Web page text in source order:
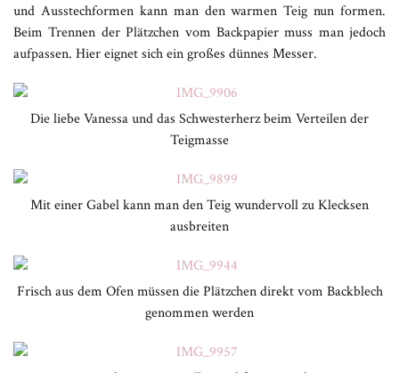
und Ausstechformen kann man den warmen Teig nun formen.
Beim Trennen der Plätzchen vom Backpapier muss man jedoch
aufpassen. Hier eignet sich ein großes dünnes Messer.
Die liebe Vanessa und das Schwesterherz beim Verteilen der
Teigmasse
Mit einer Gabel kann man den Teig wundervoll zu Klecksen
ausbreiten
Frisch aus dem Ofen müssen die Plätzchen direkt vom Backblech
genommen werden